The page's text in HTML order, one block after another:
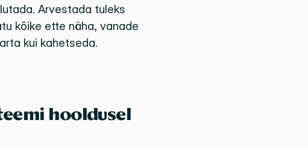
Arvestada tuleks
kõike ette näha, vanade
kui kahetseda.
hooldusel